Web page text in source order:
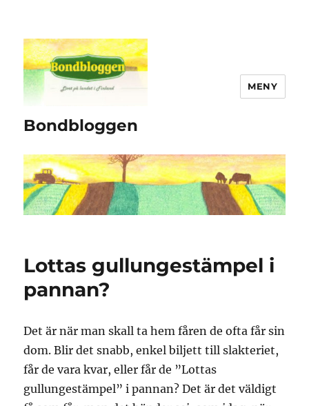
Bondbloggen
MENY
Lottas gullungestämpel i
pannan?
Det är när man skall ta hem fåren de ofta får sin
dom. Blir det snabb, enkel biljett till slakteriet,
får de vara kvar, eller får de ”Lottas
gullungestämpel” i pannan? Det är det väldigt